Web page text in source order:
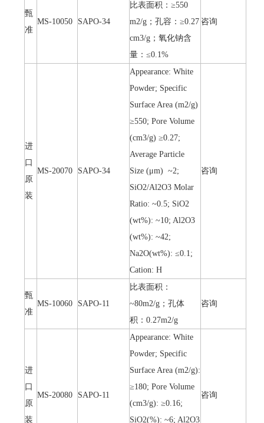
甄
准
MS-10050 SAPO-34
比表面积：≥550
m2/g；孔容：≥0.27
cm3/g；氧化钠含
量：≤0.1%
咨询
进
口
原
装
MS-20070 SAPO-34
Appearance: White
Powder; Specific
Surface Area (m2/g)
≥550; Pore Volume
(cm3/g) ≥0.27;
Average Particle
Size (μm) ~2;
SiO2/Al2O3 Molar
Ratio: ~0.5; SiO2
(wt%): ~10; Al2O3
(wt%): ~42;
Na2O(wt%): ≤0.1;
Cation: H
咨询
甄
准
MS-10060 SAPO-11
比表面积：
~80m2/g；孔体
积：0.27m2/g
咨询
进
口
原
装
MS-20080 SAPO-11
Appearance: White
Powder; Specific
Surface Area (m2/g):
≥180; Pore Volume
(cm3/g): ≥0.16;
SiO2(%): ~6; Al2O3
咨询